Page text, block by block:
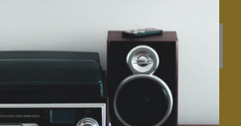
tua inbox per confermare l'iscrizione
te*